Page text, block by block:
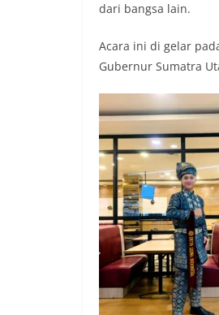
dari bangsa lain.
Acara ini di gelar
Gubernur Sumatra